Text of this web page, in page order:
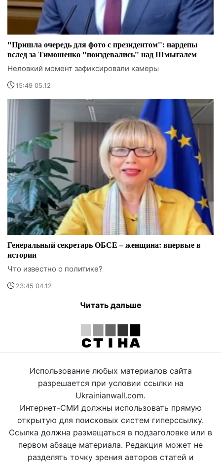
"Пришла очередь для фото с президентом": нардепы
вслед за Тимошенко "поиздевались" над Шмыгалем
Неловкий момент зафиксировали камеры
15:49 05.12
Генеральный секретарь ОБСЕ – женщина: впервые в
истории
Что известно о политике?
23:45 04.12
Читать дальше
Использование любых материалов сайта
разрешается при условии ссылки на
Ukrainianwall.com.
Интернет-СМИ должны использовать прямую
открытую для поисковых систем гиперссылку.
Ссылка должна размещаться в подзаголовке или в
первом абзаце материала. Редакция может не
разделять точку зрения авторов статей и